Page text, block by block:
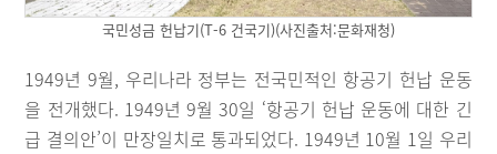
국민성금 헌납기(T-6 건국기)(사진출처:문화재청)
1949년 9월, 우리나라 정부는 전국민적인 항공기 헌납 운동
을 전개했다. 1949년 9월 30일 ‘항공기 헌납 운동에 대한 긴
급 결의안’이 만장일치로 통과되었다. 1949년 10월 1일 우리